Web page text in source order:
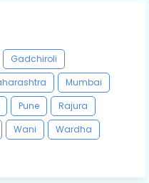
Gadchiroli
Mumbai
Pune
Rajura
Wani
Wardha